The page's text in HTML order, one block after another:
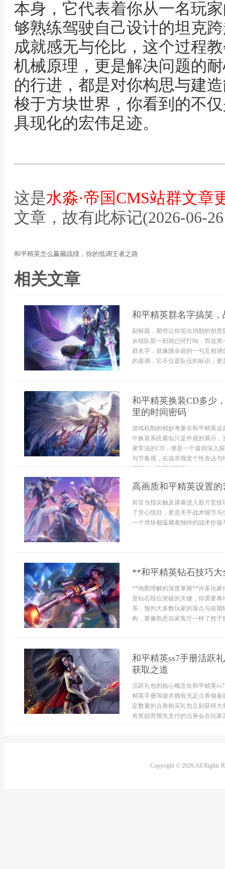
本身，它代表着你从一名玩
够熟练驾驶自己设计的坦克
成就感无与伦比，这个过程
机械原理，更是解决问题的
的行进，都是对你构思与建
梭于方块世界，你看到的不
具现化的宏伟足迹。
这是水淼·帝国CMS站群文章
文章，故有此标记(2026-06-
和平精英怎么赢藏战绩，你的低调王者之路
相关文章
和平精英群名字搞笑
副标题，那些让你笑出鸡肋的创
从组队那一刻就已经打响，而这
群名字，就像跳伞前的一句互相
的基调，它不仅是队伍的标识，
和平精英换装CD多少
里的时间密码
游戏机制的精妙考量在和平精英
中换装系统看似只是外观的展示
家常说的CD，便是一个值得深入
与节奏感，在追求视觉个性表达
读那么，和平精英换...
高画质和平精英设置
前言当指尖触及屏幕进入那片竞
了赏心悦目，更是关乎战术细节
一个滑块都蕴藏着独特的战术价值
**和平精英钻石技巧
**地图理解的深度掌握**许多玩家
是钻石段位突破的关键，你需要
系，预判大多数玩家的落点与前
构，要像熟悉自家客厅一样了然
和平精英ss7手册活跃
获取之道
活跃礼包的核心概念在和平精英
精英手册等级并拥有充足点券储
定数量的点券购买礼包立刻获得
有奖励而预先支付的点券会在玩
Copyright © 2026 All Rights